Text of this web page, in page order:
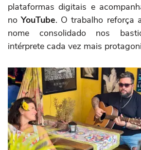
plataformas digitais e
noYouTube. O trabalho reforça
nome consolidado nos
intérprete cada vez mais